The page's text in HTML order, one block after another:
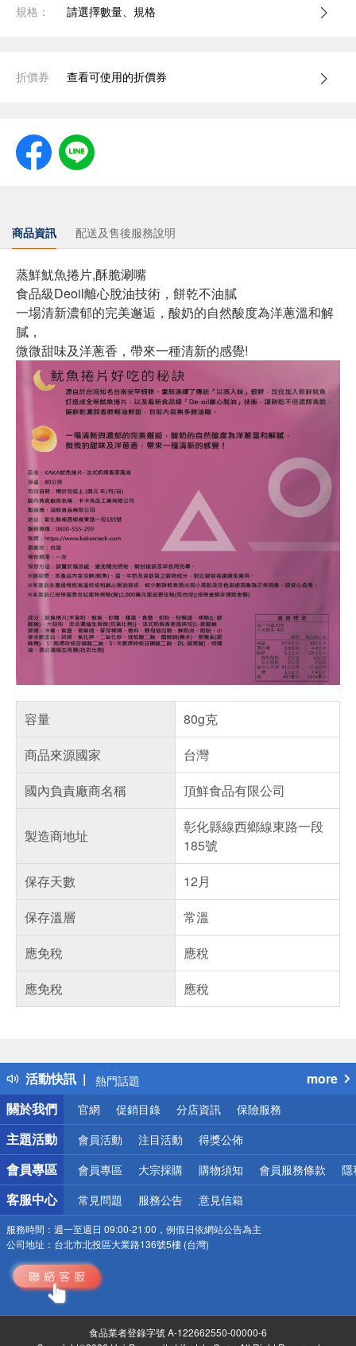
規格： 請選擇數量、規格
折價券 查看可使用的折價券
商品資訊 配送及售後服務說明
蒸鮮魷魚捲片,酥脆涮嘴
食品級Deoil離心脫油技術，餅乾不油膩
一場清新濃郁的完美邂逅，酸奶的自然酸度為洋蔥溫和解
膩，
微微甜味及洋蔥香，帶來一種清新的感覺!
容量
80g克
商品來源國家
台灣
國內負責廠商名稱
頂鮮食品有限公司
製造商地址
彰化縣線西鄉線東路一段
185號
保存天數
12月
保存溫層
常溫
應免稅
應稅
應免稅
應稅
活動快訊
得獎公告
熱門話題
銀行優惠
偏遠地區配送
詐騙網頁！請小心！
more
關於我們
官網 促銷目錄 分店資訊 保險服務
主題活動 會員活動 注目活動 得獎公佈
會員專區 會員專區 大宗採購 購物須知 會員服務條款 隱
客服中心 常見問題 服務公告 意見信箱
服務時間： 週一至週日 09:00-21:00，例假日依網站公告為主
公司地址： 台北市北投區大業路136號5樓 (台灣)
食品業者登錄字號 A-122662550-00000-6